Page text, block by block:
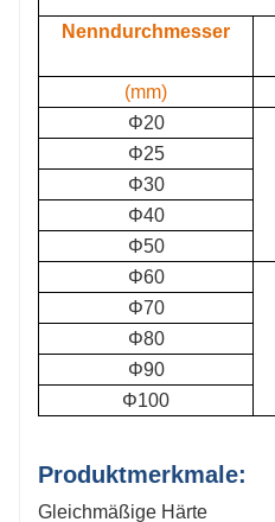
Nenndurchmesser
(mm)
Φ20
Φ25
Φ30
Φ40
Φ50
Φ60
Φ70
Φ80
Φ90
Φ100
Produktmerkmale:
Gleichmäßige Härte